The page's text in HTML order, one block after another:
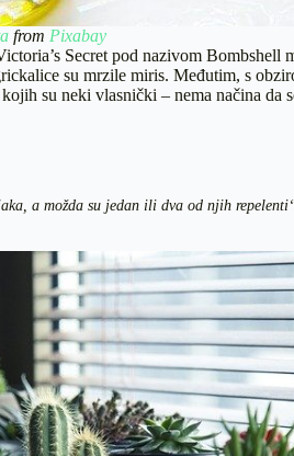
from Pixabay
Secret pod nazivom Bombshell
su mrzile miris. Međutim, s
su neki vlasnički – nema načina da
a možda su jedan ili dva od njih